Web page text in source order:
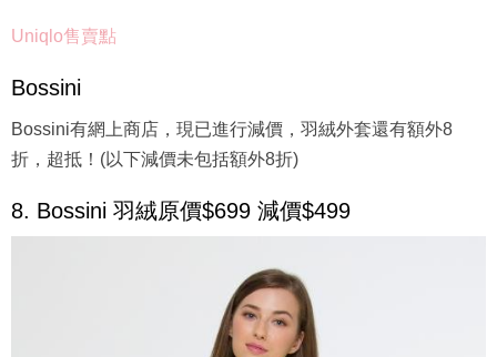
Uniqlo售賣點
Bossini
Bossini有網上商店，現已進行減價，羽絨外套還有額外8
折，超抵！(以下減價未包括額外8折)
8. Bossini 羽絨原價$699 減價$499